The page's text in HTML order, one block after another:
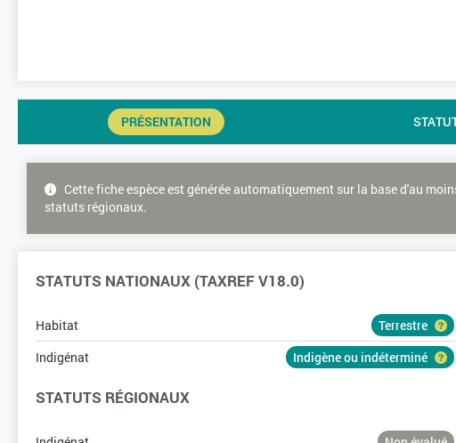
PRÉSENTATION
Cette fiche espèce est générée automatiquement sur la base d'au
statuts régionaux.
STATUTS NATIONAUX (TAXREF V18.0)
Habitat
Terrestre
Indigénat
Indigène ou indéterminé
STATUTS RÉGIONAUX